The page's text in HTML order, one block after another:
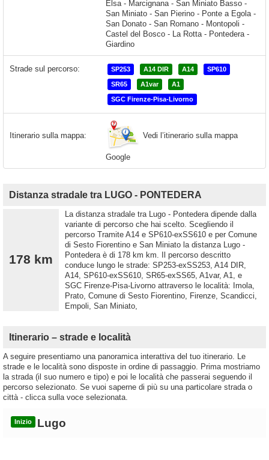
Strade sul percorso: SP253 A14 DIR A14 SP610
SR65 A1var A1
SGC Firenze-Pisa-Livorno
Itinerario sulla mappa: Vedi l’itinerario sulla mappa
Google
Distanza stradale tra LUGO - PONTEDERA
178 km
La distanza stradale tra Lugo - Pontedera dipende dalla
variante di percorso che hai scelto. Scegliendo il
percorso Tramite A14 e SP610-exSS610 e per Comune
di Sesto Fiorentino e San Miniato la distanza Lugo -
Pontedera è di 178 km km. Il percorso descritto
conduce lungo le strade: SP253-exSS253, A14 DIR,
A14, SP610-exSS610, SR65-exSS65, A1var, A1, e
SGC Firenze-Pisa-Livorno attraverso le località: Imola,
Prato, Comune di Sesto Fiorentino, Firenze, Scandicci,
Empoli, San Miniato,
Itinerario – strade e località
A seguire presentiamo una panoramica interattiva del tuo itinerario. Le
strade e le località sono disposte in ordine di passaggio. Prima mostriamo
la strada (il suo numero e tipo) e poi le località che passerai seguendo il
percorso selezionato. Se vuoi saperne di più su una particolare strada o
città - clicca sulla voce selezionata.
Inizio Lugo